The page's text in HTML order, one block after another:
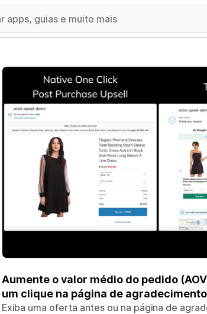
Galeria de imagens em destaque
Aumente o valor médio do pedido
um clique na página de
Exiba uma oferta antes ou na página de